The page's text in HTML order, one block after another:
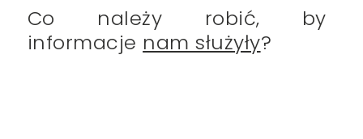
Co należy robić, by
informacje nam służyły?